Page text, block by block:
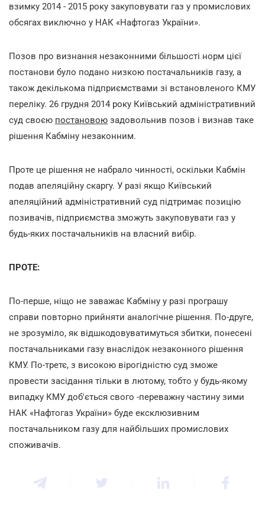
взимку 2014 - 2015 року закуповувати газ у промислових
обсягах виключно у НАК «Нафтогаз України».
Позов про визнання незаконними більшості норм цієї
постанови було подано низкою постачальників газу, а
також декількома підприємствами зі встановленого КМУ
переліку. 26 грудня 2014 року Київський адміністративний
суд своєю постановою задовольнив позов і визнав таке
рішення Кабміну незаконним.
Проте це рішення не набрало чинності, оскільки Кабмін
подав апеляційну скаргу. У разі якщо Київський
апеляційний адміністративний суд підтримає позицію
позивачів, підприємства зможуть закуповувати газ у
будь-яких постачальників на власний вибір.
ПРОТЕ:
По-перше, ніщо не заважає Кабміну у разі програшу
справи повторно прийняти аналогічне рішення. По-друге,
не зрозуміло, як відшкодовуватимуться збитки, понесені
постачальниками газу внаслідок незаконного рішення
КМУ. По-третє, з високою вірогідністю суд зможе
провести засідання тільки в лютому, тобто у будь-якому
випадку КМУ доб'ється свого -переважну частину зими
НАК «Нафтогаз України» буде ексклюзивним
постачальником газу для найбільших промислових
споживачів.